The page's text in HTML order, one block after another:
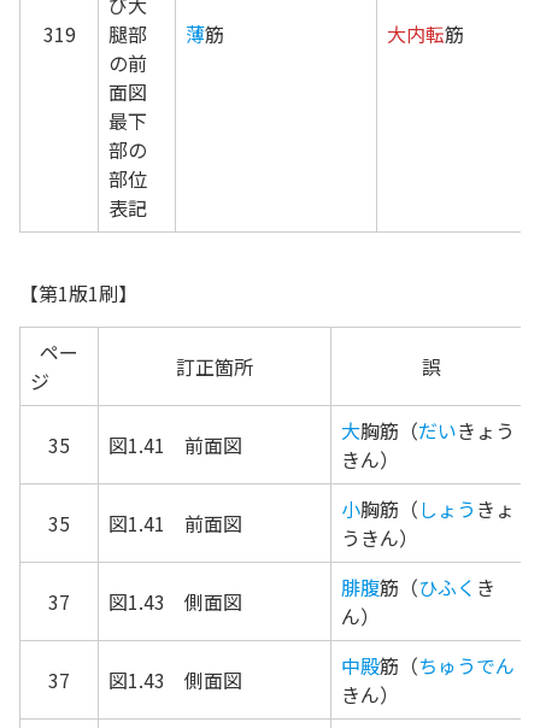
319
腿部
の前
面図
最下
部の
部位
表記
薄筋 大内転筋
【第1版1刷】
ペー
ジ
訂正箇所 誤
35 図1.41 前面図 大胸筋（だいきょう
きん）
35 図1.41 前面図 小胸筋（しょう きょ
うきん）
37 図1.43 側面図 腓腹筋（ひふく き
ん）
37 図1.43 側面図 中殿筋（ちゅうでん
きん）